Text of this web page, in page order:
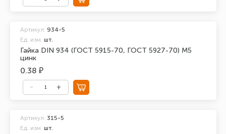
Гайка DIN 934 (ГОСТ 5915-70, ГОСТ 5927-70) М5
цинк
Артикул: 934-5
Ед. изм. шт.
0.38 ₽
Артикул: 315-5
Ед. изм. шт.